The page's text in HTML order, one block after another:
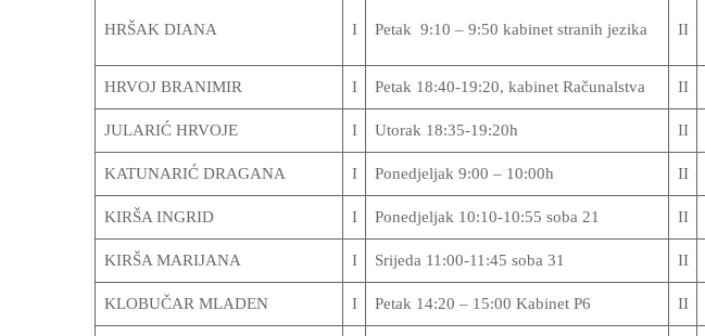
HRŠAK DIANA I Petak 9:10 – 9:50 kabinet stranih jezika II
HRVOJ BRANIMIR I Petak 18:40-19:20, kabinet Računalstva II
JULARIĆ HRVOJE I Utorak 18:35-19:20h II
KATUNARIĆ DRAGANA I Ponedjeljak 9:00 – 10:00h II
KIRŠA INGRID I Ponedjeljak 10:10-10:55 soba 21 II
KIRŠA MARIJANA I Srijeda 11:00-11:45 soba 31 II
KLOBUČAR MLADEN I Petak 14:20 – 15:00 Kabinet P6 II